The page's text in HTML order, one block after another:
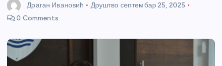
Драган Ивановић Друштво септембар 25, 2025
0 Comments